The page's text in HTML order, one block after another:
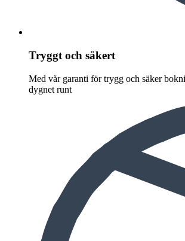
Tryggt och säkert
Med vår garanti för trygg och säker
dygnet runt